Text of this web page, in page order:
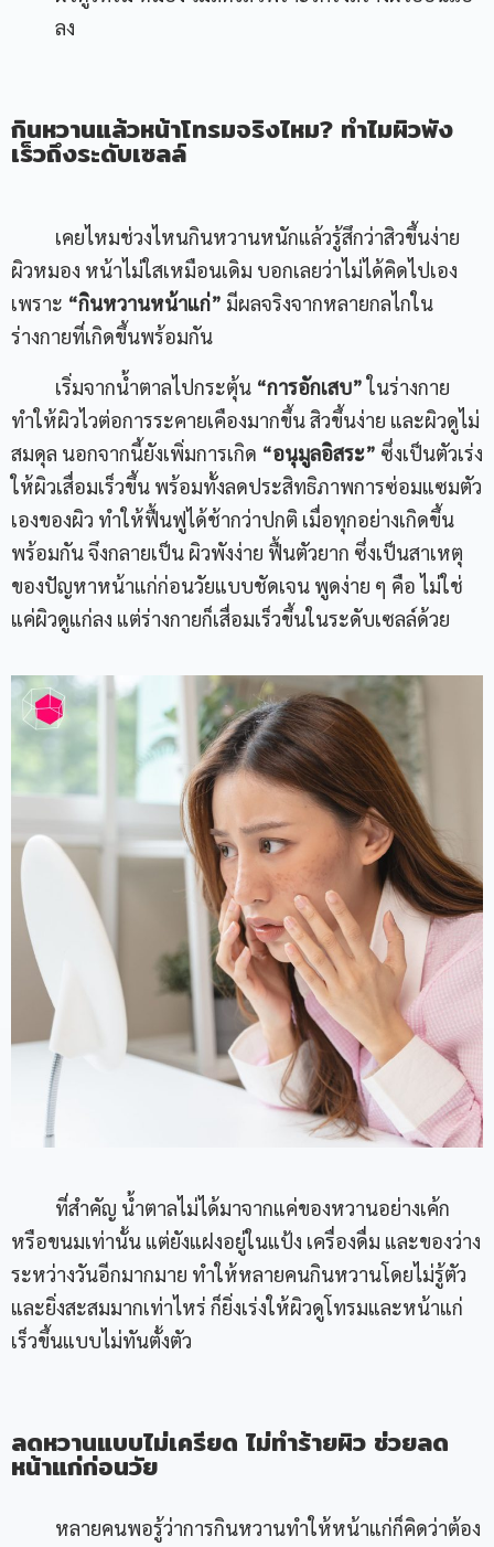
ลง
กินหวานแล้วหน้าโทรมจริงไหม? ทำไมผิวพัง
เร็วถึงระดับเซลล์
เคยไหมช่วงไหนกินหวานหนักแล้วรู้สึกว่าสิวขึ้นง่าย
ผิวหมอง หน้าไม่ใสเหมือนเดิม บอกเลยว่าไม่ได้คิดไปเอง
เพราะ “กินหวานหน้าแก่” มีผลจริงจากหลายกลไกใน
ร่างกายที่เกิดขึ้นพร้อมกัน
เริ่มจากน้ำตาลไปกระตุ้น “การอักเสบ”ในร่างกาย
ทำให้ผิวไวต่อการระคายเคืองมากขึ้น สิวขึ้นง่าย และผิวดูไม่
สมดุล นอกจากนี้ยังเพิ่มการเกิด “อนุมูลอิสระ” ซึ่งเป็นตัวเร่ง
ให้ผิวเสื่อมเร็วขึ้น พร้อมทั้งลดประสิทธิภาพการซ่อมแซมตัว
เองของผิว ทำให้ฟื้นฟูได้ช้ากว่าปกติ เมื่อทุกอย่างเกิดขึ้น
พร้อมกัน จึงกลายเป็น ผิวพังง่าย ฟื้นตัวยาก ซึ่งเป็นสาเหตุ
ของปัญหาหน้าแก่ก่อนวัยแบบชัดเจน พูดง่าย ๆ คือ ไม่ใช่
แค่ผิวดูแก่ลง แต่ร่างกายก็เสื่อมเร็วขึ้นในระดับเซลล์ด้วย
ที่สำคัญ น้ำตาลไม่ได้มาจากแค่ของหวานอย่างเค้ก
หรือขนมเท่านั้น แต่ยังแฝงอยู่ในแป้ง เครื่องดื่ม และของว่าง
ระหว่างวันอีกมากมาย ทำให้หลายคนกินหวานโดยไม่รู้ตัว
และยิ่งสะสมมากเท่าไหร่ ก็ยิ่งเร่งให้ผิวดูโทรมและหน้าแก่
เร็วขึ้นแบบไม่ทันตั้งตัว
ลดหวานแบบไม่เครียด ไม่ทำร้ายผิว ช่วยลด
หน้าแก่ก่อนวัย
หลายคนพอรู้ว่าการกินหวานทำให้หน้าแก่ก็คิดว่าต้อง